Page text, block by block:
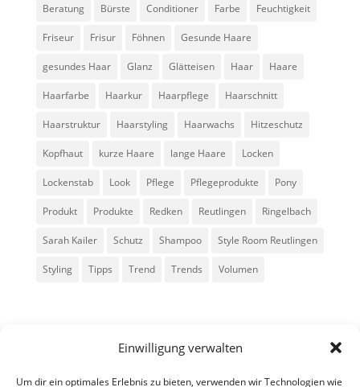
Einwilligung verwalten
Um dir ein optimales Erlebnis zu bieten, verwenden wir Technologien wie
Beratung Bürste Conditioner Farbe Feuchtigkeit
Friseur Frisur Föhnen Gesunde Haare
gesundes Haar Glanz Glätteisen Haar Haare
Haarfarbe Haarkur Haarpflege Haarschnitt
Haarstruktur Haarstyling Haarwachs Hitzeschutz
Kopfhaut kurze Haare lange Haare Locken
Lockenstab Look Pflege Pflegeprodukte Pony
Produkt Produkte Redken Reutlingen Ringelbach
Sarah Kailer Schutz Shampoo Style Room Reutlingen
Styling Tipps Trend Trends Volumen